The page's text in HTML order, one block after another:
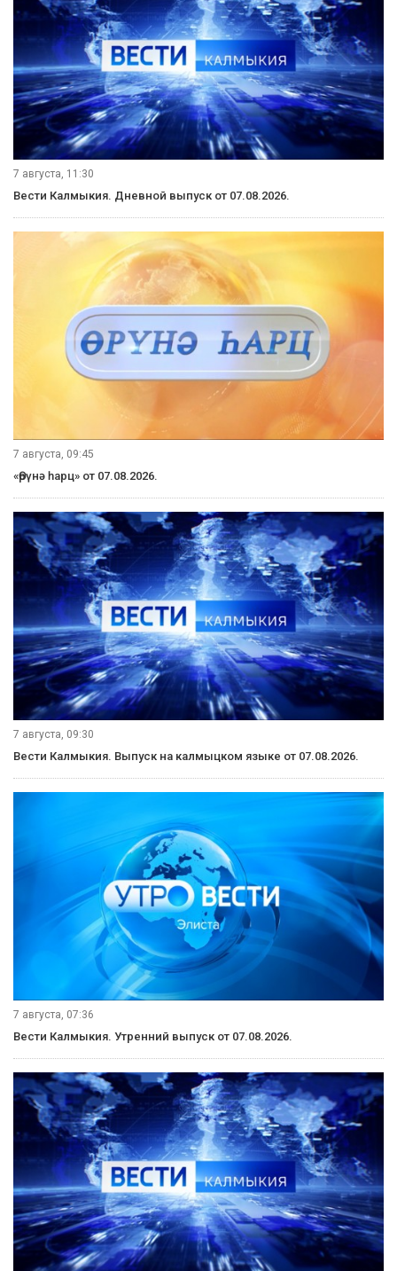
7 августа, 11:30
Вести Калмыкия. Дневной выпуск от 07.08.2026.
7 августа, 09:45
«Өрүнә һарц» от 07.08.2026.
7 августа, 09:30
Вести Калмыкия. Выпуск на калмыцком языке от 07.08.2026.
7 августа, 07:36
Вести Калмыкия. Утренний выпуск от 07.08.2026.